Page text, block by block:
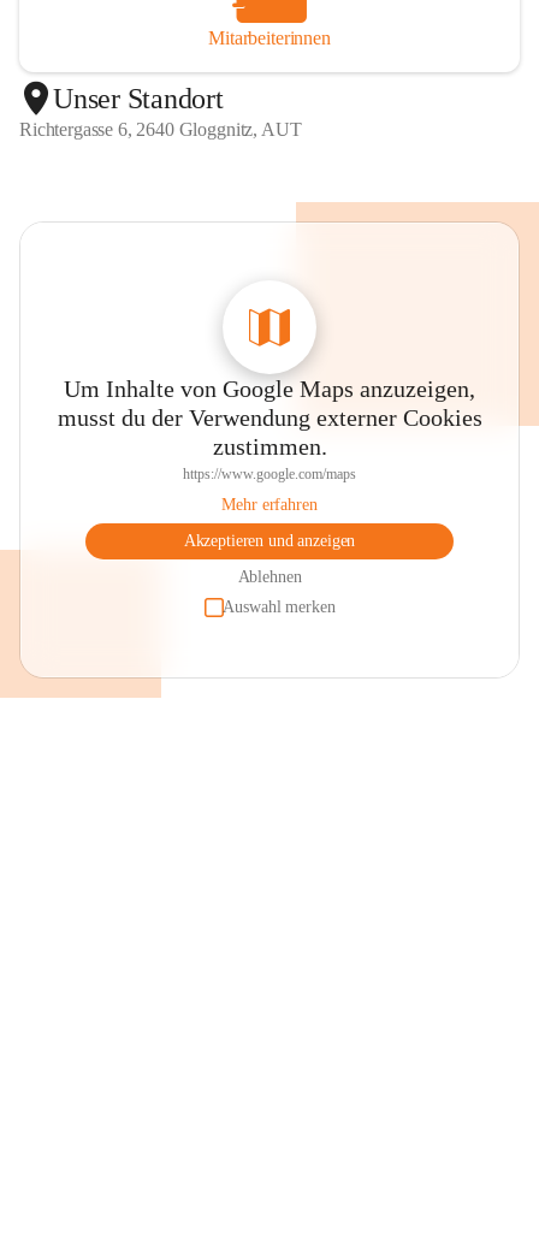
Mitarbeiterinnen
+1
Unser Standort
Richtergasse 6, 2640 Gloggnitz, AUT
Um Inhalte von Google Maps anzuzeigen,
musst du der Verwendung externer Cookies
zustimmen.
https://www.google.com/maps
Mehr erfahren
Akzeptieren und anzeigen
Ablehnen
Auswahl merken